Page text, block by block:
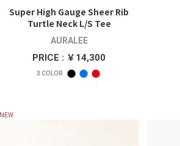
Super High Gauge Sheer Rib
Turtle Neck L/S Tee
AURALEE
PRICE : ￥14,300
3 COLOR
NEW